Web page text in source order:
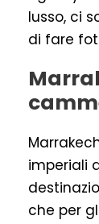
lusso, ci
di fare
imperiali
che per